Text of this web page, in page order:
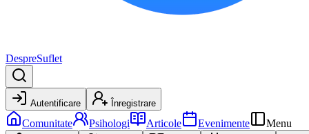
DespreSuflet
Autentificare Înregistrare
Comunitate Psihologi Articole Evenimente Menu